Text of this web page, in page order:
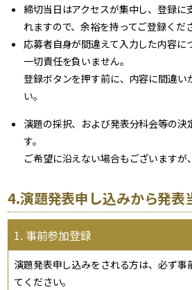
締切当日はアクセスが集中し、登録に
れますので、余裕を持ってご登録くだ
応募者自身が間違えて入力した内容に
一切責任を負いません。
登録ボタンを押す前に、内容に間違い
い。
演題の採択、および発表分科会等の決
す。
ご希望に沿えない場合もございますが
4.演題発表申し込みから発表
1. 事前参加登録
演題発表申し込みをされる方は、必ず事
てください。